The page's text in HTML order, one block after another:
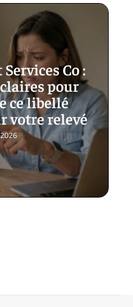
Co :
pour
ce libellé
votre relevé